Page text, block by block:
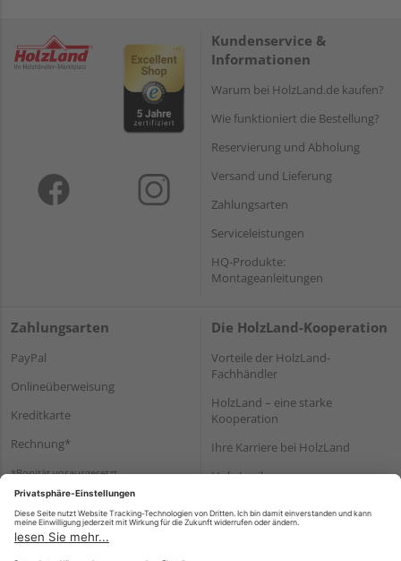
Kundenservice &
Informationen
Warum bei HolzLand.de kaufen?
Wie funktioniert die Bestellung?
Reservierung und Abholung
Versand und Lieferung
Zahlungsarten
Serviceleistungen
HQ-Produkte:
Montageanleitungen
Zahlungsarten
PayPal
Onlineüberweisung
Kreditkarte
Rechnung*
*Bonität vorausgesetzt
Die HolzLand-Kooperation
Vorteile der HolzLand-
Fachhändler
HolzLand – eine starke
Kooperation
Ihre Karriere bei HolzLand
Holz-Lexikon